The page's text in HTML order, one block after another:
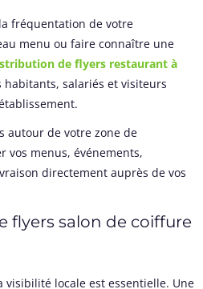
fréquentation de votre
menu ou faire connaître une
de flyers restaurant à
salariés et visiteurs
autour de votre zone de
vos menus, événements,
directement auprès de vos
flyers salon de coiffure
visibilité locale est essentielle. Une